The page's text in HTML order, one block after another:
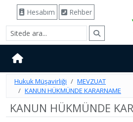
Hesabım Rehber
Hukuk Müşavirliği
MEVZUAT
KANUN HÜKMÜNDE KARARNAME
KANUN HÜKMÜNDE